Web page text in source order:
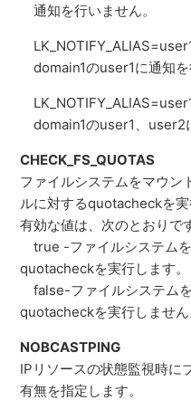
通知を行いません。
domain1のuser1に通知を
domain1のuser1、user2
CHECK_FS_QUOTAS
ファイルシステムをマウン
ルに対するquotacheckを実
有効な値は、次のとおりで
true -ファイルシステム
quotacheckを実行します。
false-ファイルシステム
quotacheckを実行しません
NOBCASTPING
IPリソースの状態監視時に
有無を指定します。